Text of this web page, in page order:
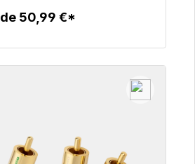
de 50,99 €*